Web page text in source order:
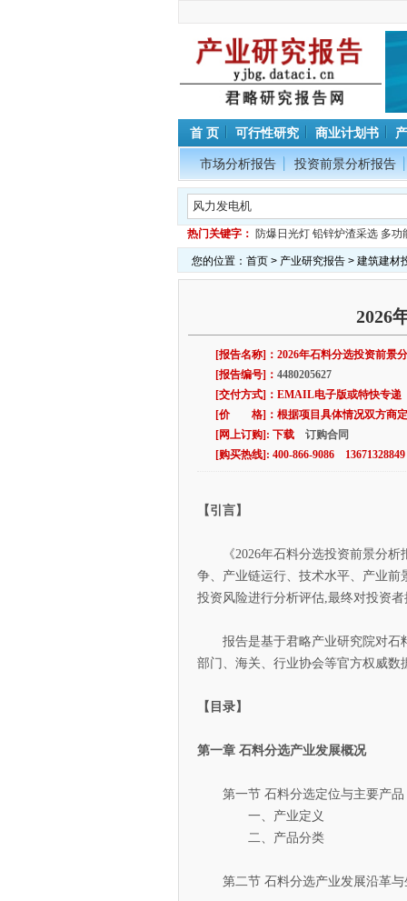
首 页 可行性研究 商业计划书
市场分析报告 投资前景分析报告
热门关键字： 防爆日光灯 铅锌炉渣采选 多功
您的位置： 首页> 产业研究报告> 建筑建材
2026
[报告名称]：2026年石料分选投资前景
[报告编号]： 4480205627
[交付方式]：EMAIL电子版或特快专递
[价 格]：根据项目具体情况双方商
[网上订购]: 下载 订购合同
[购买热线]: 400-866-9086 13671328849
【引言】
《2026年石料分选投资前景分析
争、产业链运行、技术水平、产业前
投资风险进行分析评估,最终对投资者
报告是基于君略产业研究院对石
部门、海关、行业协会等官方权威数
【目录】
第一章 石料分选产业发展概况
第一节 石料分选定位与主要产品
一、产业定义
二、产品分类
第二节 石料分选产业发展沿革与